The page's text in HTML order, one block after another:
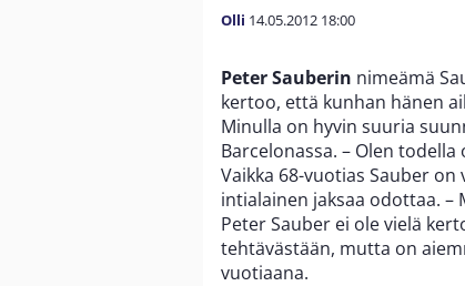
Olli 14.05.2012 18:00
Peter Sauberin nimeämä
kertoo, että kunhan hänen
Minulla on hyvin suuria
Barcelonassa. – Olen
Vaikka 68-vuotias Sauber
intialainen jaksaa odottaa. –
Peter Sauber ei ole vielä
tehtävästään, mutta on
vuotiaana.